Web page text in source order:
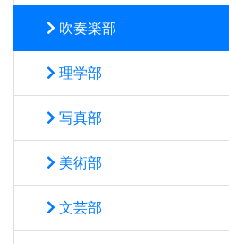
吹奏楽部
理学部
写真部
美術部
文芸部